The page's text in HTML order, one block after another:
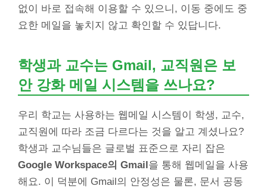
없이 바로 접속해 이용할 수 있으니, 이동 중에도 중
요한 메일을 놓치지 않고 확인할 수 있답니다.
학생과 교수는 Gmail, 교직원은 보
안 강화 메일 시스템을 쓰나요?
우리 학교는 사용하는 웹메일 시스템이 학생, 교수,
교직원에 따라 조금 다르다는 것을 알고 계셨나요?
학생과 교수님들은 글로벌 표준으로 자리 잡은
Google Workspace의 Gmail 을 통해 웹메일을 사용
해요. 이 덕분에 Gmail의 안정성은 물론, 문서 공동